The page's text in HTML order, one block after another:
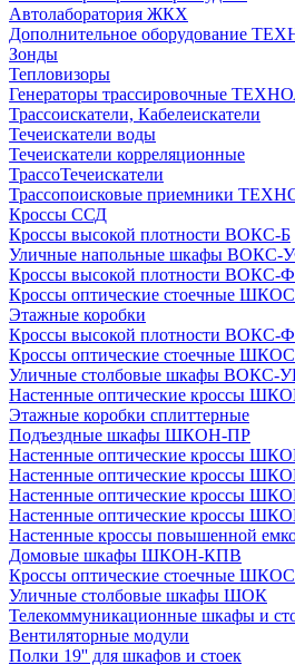
Автолаборатория ЖКХ
Дополнительное оборудование
Зонды
Тепловизоры
Генераторы трассировочные
Трассоискатели, Кабелеискатели
Течеискатели воды
Течеискатели корреляционные
ТрассоТечеискатели
Трассопоисковые приемники
Кроссы ССД
Кроссы высокой плотности ВОКС-Б
Уличные напольные шкафы ВОКС-
Кроссы высокой плотности ВОКС-
Кроссы оптические стоечные
Этажные коробки
Кроссы высокой плотности ВОКС-Ф
Кроссы оптические стоечные
Уличные столбовые шкафы ВОКС-
Настенные оптические кроссы
Этажные коробки сплиттерные
Подъездные шкафы ШКОН-ПР
Настенные оптические кроссы
Настенные оптические кроссы
Настенные оптические кроссы
Настенные оптические кроссы
Настенные кроссы повышенной
Домовые шкафы ШКОН-КПВ
Кроссы оптические стоечные
Уличные столбовые шкафы ШОК
Телекоммуникационные шкафы и
Вентиляторные модули
Полки 19'' для шкафов и стоек